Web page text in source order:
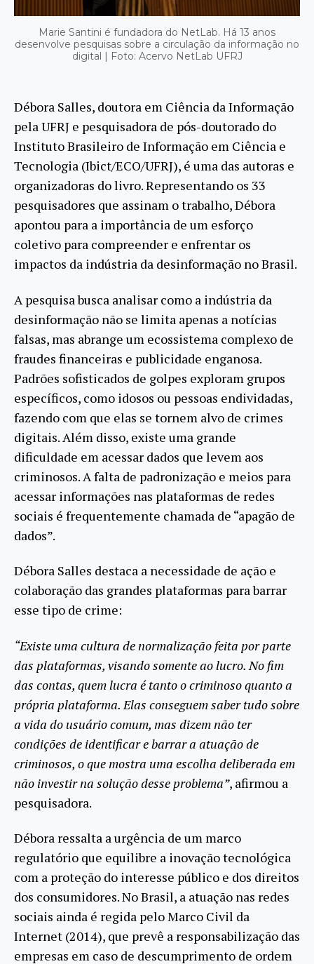
Marie Santini é fundadora do NetLab. Há 13 anos
desenvolve pesquisas sobre a circulação da informação no
digital | Foto: Acervo NetLab UFRJ
Débora Salles, doutora em Ciência da Informação
pela UFRJ e pesquisadora de pós-doutorado do
Instituto Brasileiro de Informação em Ciência e
Tecnologia (Ibict/ECO/UFRJ), é uma das autoras e
organizadoras do livro. Representando os 33
pesquisadores que assinam o trabalho, Débora
apontou para a importância de um esforço
coletivo para compreender e enfrentar os
impactos da indústria da desinformação no Brasil.
A pesquisa busca analisar como a indústria da
desinformação não se limita apenas a notícias
falsas, mas abrange um ecossistema complexo de
fraudes financeiras e publicidade enganosa.
Padrões sofisticados de golpes exploram grupos
específicos, como idosos ou pessoas endividadas,
fazendo com que elas se tornem alvo de crimes
digitais. Além disso, existe uma grande
dificuldade em acessar dados que levem aos
criminosos. A falta de padronização e meios para
acessar informações nas plataformas de redes
sociais é frequentemente chamada de “apagão de
dados”.
Débora Salles destaca a necessidade de ação e
colaboração das grandes plataformas para barrar
esse tipo de crime:
“Existe uma cultura de normalização feita por parte
das plataformas, visando somente ao lucro. No fim
das contas, quem lucra é tanto o criminoso quanto a
própria plataforma. Elas conseguem saber tudo sobre
a vida do usuário comum, mas dizem não ter
condições de identificar e barrar a atuação de
criminosos, o que mostra uma escolha deliberada em
não investir na solução desse problema”, afirmou a
pesquisadora.
Débora ressalta a urgência de um marco
regulatório que equilibre a inovação tecnológica
com a proteção do interesse público e dos direitos
dos consumidores. No Brasil, a atuação nas redes
sociais ainda é regida pelo Marco Civil da
Internet (2014), que prevê a responsabilização das
empresas em caso de descumprimento de ordem